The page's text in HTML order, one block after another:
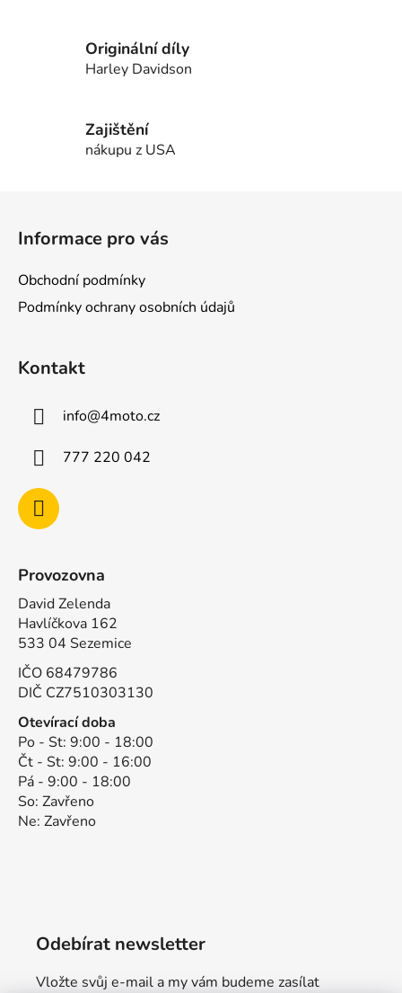
Originální díly
Harley Davidson
Zajištění
nákupu z USA
Informace pro vás
Obchodní podmínky
Podmínky ochrany osobních údajů
Kontakt
info@4moto.cz
777 220 042
Provozovna
David Zelenda
Havlíčkova 162
533 04 Sezemice
IČO 68479786
DIČ CZ7510303130
Otevírací doba
Po - St: 9:00 - 18:00
Čt - St: 9:00 - 16:00
Pá - 9:00 - 18:00
So: Zavřeno
Ne: Zavřeno
Odebírat newsletter
Vložte svůj e-mail a my vám budeme zasílat